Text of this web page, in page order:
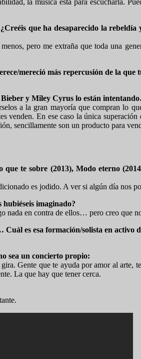
que ha desaparecido la
pero me extraña que toda una
mereció más repercusión de la que
y Miley Cyrus lo están
a la gran mayoría que compran lo
venden. En ese caso la única
sencillamente son un producto para
te sobre (2013), Modo eterno
es jodido. A ver si algún día nos
imaginado?
nada en contra de ellos… pero creo que
es esa formación/solista en
sea un concierto propio:
Gente que te ayuda por amor al
La que hay que tener cerca.